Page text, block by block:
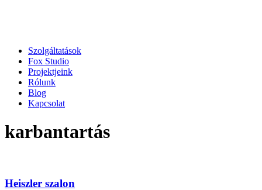
Szolgáltatások
Fox Studio
Projektjeink
Rólunk
Blog
Kapcsolat
karbantartás
Heiszler szalon